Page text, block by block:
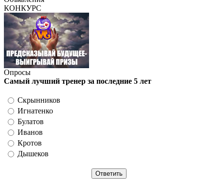
КОНКУРС
Опросы
Самый лучший тренер за последние 5 лет
Скрынников
Игнатенко
Булатов
Иванов
Кротов
Дышеков